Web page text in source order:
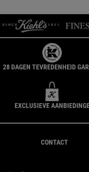
28 DAGEN TEVREDENHEID
EXCLUSIEVE
CONTACT